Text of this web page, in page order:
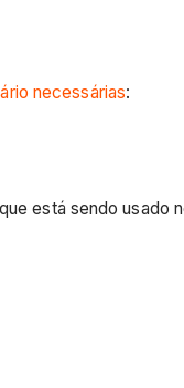
necessárias:
está sendo usado